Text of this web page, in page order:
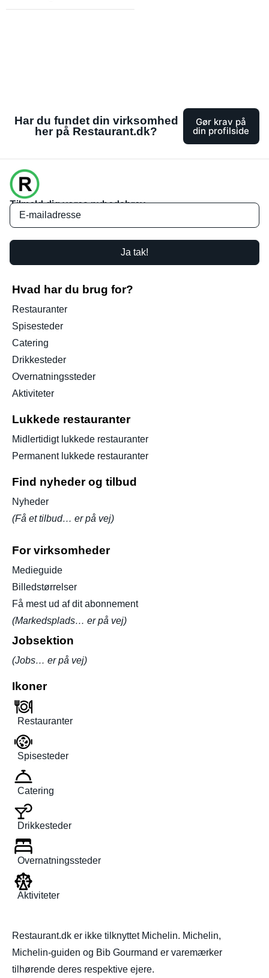
Har du fundet din virksomhed
her på Restaurant.dk?
Gør krav på
din profilside
Tilmeld dig vores nyhedsbrev
Ja tak!
Hvad har du brug for?
Restauranter
Spisesteder
Catering
Drikkesteder
Overnatningssteder
Aktiviteter
Lukkede restauranter
Midlertidigt lukkede restauranter
Permanent lukkede restauranter
Find nyheder og tilbud
Nyheder
(Få et tilbud… er på vej)
For virksomheder
Medieguide
Billedstørrelser
Få mest ud af dit abonnement
(Markedsplads… er på vej)
Jobsektion
(Jobs… er på vej)
Ikoner
Restauranter
Spisesteder
Catering
Drikkesteder
Overnatningssteder
Aktiviteter
Restaurant.dk er ikke tilknyttet Michelin. Michelin,
Michelin-guiden og Bib Gourmand er varemærker
tilhørende deres respektive ejere.